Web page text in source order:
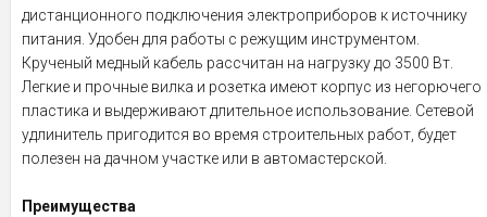
дистанционного подключения электроприборов к источнику
питания. Удобен для работы с режущим инструментом.
Крученый медный кабель рассчитан на нагрузку до 3500 Вт.
Легкие и прочные вилка и розетка имеют корпус из негорючего
пластика и выдерживают длительное использование. Сетевой
удлинитель пригодится во время строительных работ, будет
полезен на дачном участке или в автомастерской.
Преимущества